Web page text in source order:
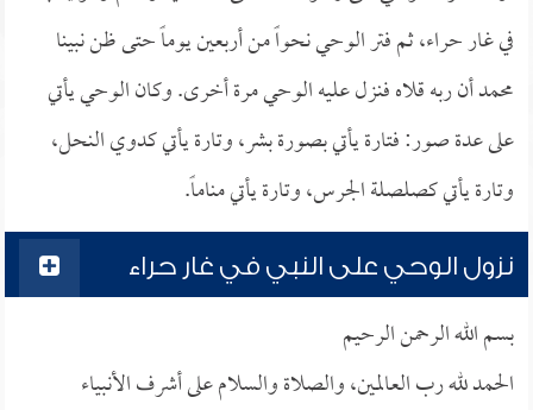
في غار حراء، ثم فتر الوحي نحواً من أربعين يوماً حتى ظن نبينا
محمد أن ربه قلاه فنزل عليه الوحي مرة أخرى. وكان الوحي يأتي
على عدة صور: فتارة يأتي بصورة بشر، وتارة يأتي كدوي النحل،
وتارة يأتي كصلصلة الجرس، وتارة يأتي مناماً.
نزول الوحي على النبي في غار حراء
بسم الله الرحمن الرحيم
الحمد لله رب العالمين، والصلاة والسلام على أشرف الأنبياء